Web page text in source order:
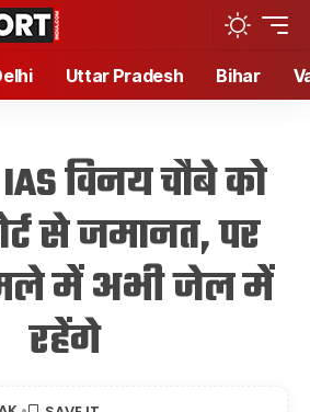
Uttar Pradesh Bihar
विनय चौबे को
से जमानत, पर
में अभी जेल में
रहेंगे